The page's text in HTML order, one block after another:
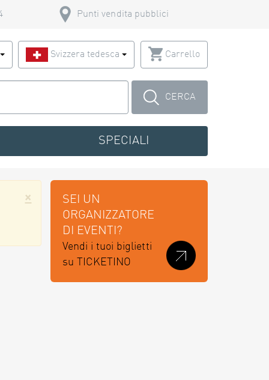
Punti vendita pubblici
Svizzera tedesca Carrello
CERCA
SPECIALI
×
SEI UN
ORGANIZZATORE
DI EVENTI?
Vendi i tuoi biglietti
su TICKETINO